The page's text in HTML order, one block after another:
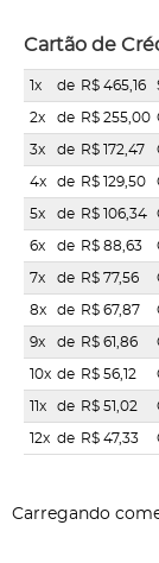
Cartão de
1x de R$ 465,16
2x de R$ 255,00
3x de R$ 172,47
4x de R$ 129,50
5x de R$ 106,34
6x de R$ 88,63
7x de R$ 77,56
8x de R$ 67,87
9x de R$ 61,86
10x de R$ 56,12
11x de R$ 51,02
12x de R$ 47,33
Carregando